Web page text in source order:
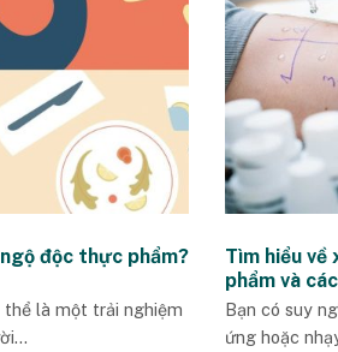
độc thực phẩm?
là một trải nghiệm
Tìm hiểu
phẩm và
Bạn có suy
ứng hoặc